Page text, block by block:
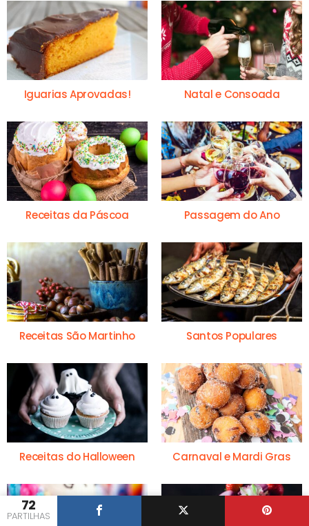
72
PARTILHAS
Iguarias Aprovadas! Natal e Consoada
Receitas da Páscoa Passagem do Ano
Receitas São Martinho Santos Populares
Receitas do Halloween Carnaval e Mardi Gras